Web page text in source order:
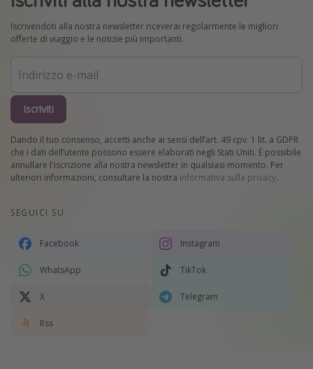
Iscrivendoti alla nostra newsletter riceverai regolarmente le migliori
offerte di viaggio e le notizie più importanti.
Iscriviti
Dando il tuo consenso, accetti anche ai sensi dell’art. 49 cpv. 1 lit. a GDPR
che i dati dell’utente possono essere elaborati negli Stati Uniti. È possibile
annullare l'iscrizione alla nostra newsletter in qualsiasi momento. Per
ulteriori informazioni, consultare la nostra informativa sulla privacy.
SEGUICI SU
Facebook Instagram
WhatsApp TikTok
X Telegram
Rss